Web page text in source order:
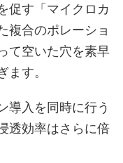
促す「マイクロカ
複合のポレーショ
て空いた穴を素早
ます。
導入を同時に行う
透効率はさらに倍